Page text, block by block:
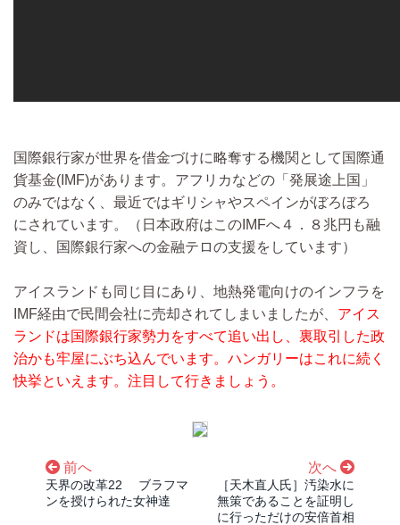
国際銀行家が世界を借金づけに略奪する機関として国際通
貨基金(IMF)があります。­アフリカなどの「発展途上国」
のみではなく、最近ではギリシャやスペインがぼろぼろ
に­されています。（日本政府はこのIMFへ４．８兆円も融
資し、国際銀行家への金融テロ­の支援をしています）
アイスランドも同じ目にあり、地熱発電向けのインフラを
IMF経由で民間会社に売却さ­れてしまいましたが、 アイス
ランドは国際銀行家勢力をすべて追い出し、裏取引した政
治­かも牢屋にぶち込んでいます。ハンガリーはこれに続く
快挙といえます。注目して行きま­しょう。
前へ
天界の改革22 ブラフマ
ンを授けられた女神達
次へ
［天木直人氏］汚染水に
無策であることを証明し
に行っただけの安倍首相